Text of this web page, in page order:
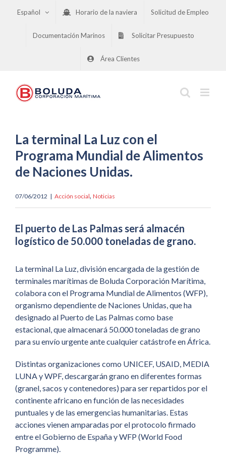
Español Horario de la naviera Solicitud de Empleo
Documentación Marinos Solicitar Presupuesto
Área Clientes
La terminal La Luz con el
Programa Mundial de Alimentos
de Naciones Unidas.
07/06/2012 | Acción social, Noticias
El puerto de Las Palmas será almacén
logístico de 50.000 toneladas de grano.
La terminal La Luz, división encargada de la gestión de
terminales marítimas de Boluda Corporación Marítima,
colabora con el Programa Mundial de Alimentos (WFP),
organismo dependiente de Naciones Unidas, que ha
designado al Puerto de Las Palmas como base
estacional, que almacenará 50.000 toneladas de grano
para su envío urgente ante cualquier catástrofe en África.
Distintas organizaciones como UNICEF, USAID, MEDIA
LUNA y WPF, descargarán grano en diferentes formas
(granel, sacos y contenedores) para ser repartidos por el
continente africano en función de las necesidades
puntuales y de las emergencias humanitarias. Estas
acciones vienen amparadas por el protocolo firmado
entre el Gobierno de España y WFP (World Food
Programme).